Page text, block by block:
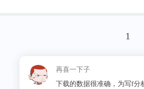
可以看到，无论是大V离开
招股书显示，2020年知乎广
1
这昵称我pick了
同学推荐的o，不用去图书馆